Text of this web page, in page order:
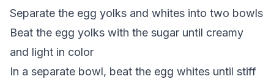
Separate the egg yolks and whites into two bowls
Beat the egg yolks with the sugar until creamy
and light in color
In a separate bowl, beat the egg whites until stiff